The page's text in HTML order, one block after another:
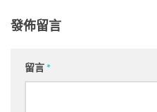
發佈留言
留言*